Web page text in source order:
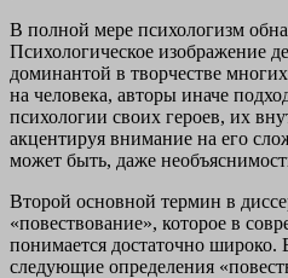
В полной мере психологизм
Психологическое изображение
доминантой в творчестве
на человека, авторы иначе
психологии своих героев, их
акцентируя внимание на его
может быть, даже
Второй основной термин в
«повествование», которое в
понимается достаточно
следующие определения